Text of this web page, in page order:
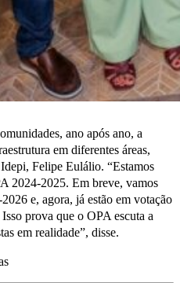
ano após ano, a
em diferentes áreas,
Felipe Eulálio. “Estamos
2024-2025. Em breve, vamos
e, agora, já estão em votação
prova que o OPA escuta a
em realidade”, disse.